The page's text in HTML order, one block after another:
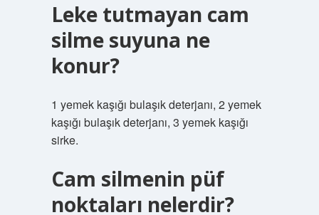
Leke tutmayan cam
silme suyuna ne
konur?
1 yemek kaşığı bulaşık deterjanı, 2 yemek
kaşığı bulaşık deterjanı, 3 yemek kaşığı
sirke.
Cam silmenin püf
noktaları nelerdir?